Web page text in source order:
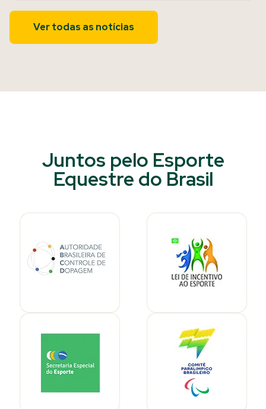
Ver todas as notícias
Juntos pelo Esporte
Equestre do Brasil​